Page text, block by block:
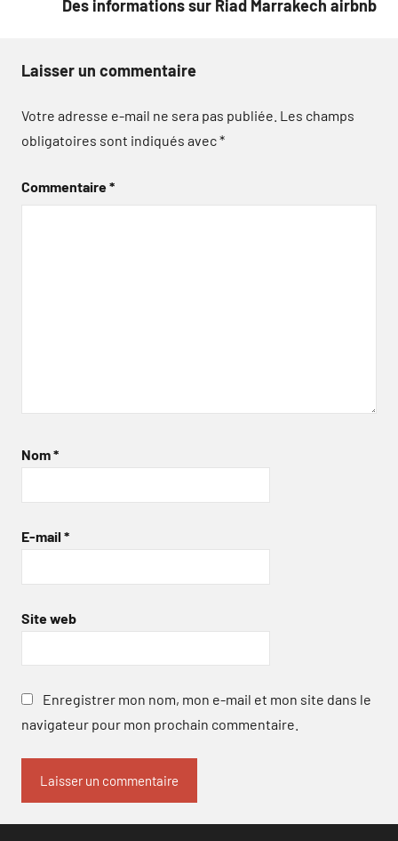
Des informations sur Riad Marrakech airbnb
Laisser un commentaire
Votre adresse e-mail ne sera pas publiée. Les champs
obligatoires sont indiqués avec*
Commentaire*
Nom*
E-mail *
Site web
Enregistrer mon nom, mon e-mail et mon site dans le
navigateur pour mon prochain commentaire.